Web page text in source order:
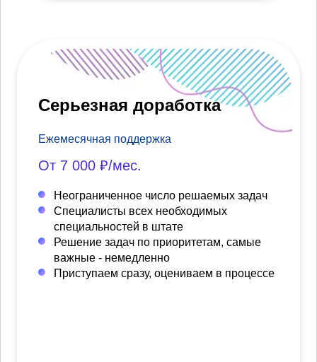
Серьезная доработка
Ежемесячная поддержка
От 7 000 ₽/мес.
Неограниченное число решаемых задач
Специалисты всех необходимых
специальностей в штате
Решение задач по приоритетам, самые
важные - немедленно
Приступаем сразу, оцениваем в процессе